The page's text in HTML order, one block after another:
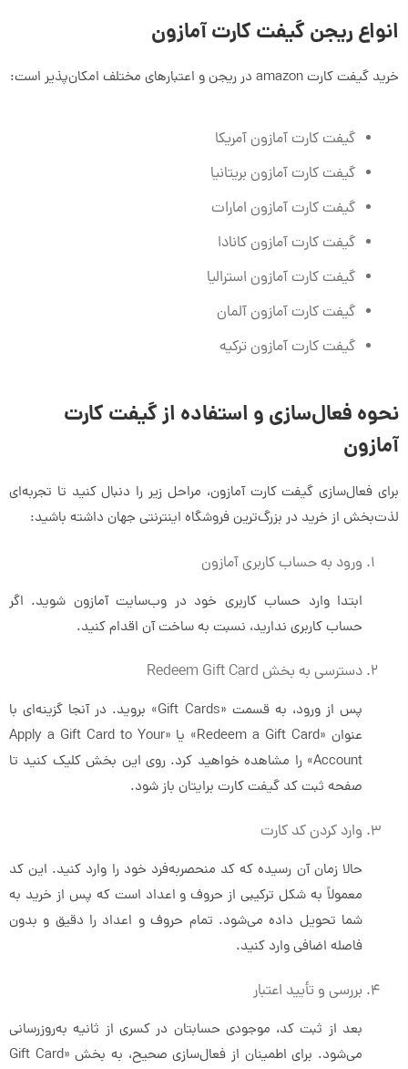
انواع ریجن گیفت کارت آمازون
خرید گیفت کارت amazon در ریجن و اعتبارهای مختلف امکان‌پذیر است:
گیفت کارت آمازون آمریکا
گیفت کارت آمازون بریتانیا
گیفت کارت آمازون امارات
گیفت کارت آمازون کانادا
گیفت کارت آمازون استرالیا
گیفت کارت آمازون آلمان
گیفت کارت آمازون ترکیه
نحوه فعال‌سازی و استفاده از گیفت کارت
آمازون
برای فعال‌سازی گیفت کارت آمازون، مراحل زیر را دنبال کنید تا تجربه‌ای
لذت‌بخش از خرید در بزرگ‌ترین فروشگاه اینترنتی جهان داشته باشید:
ورود به حساب کاربری آمازون
ابتدا وارد حساب کاربری خود در وب‌سایت آمازون شوید. اگر
حساب کاربری ندارید، نسبت به ساخت آن اقدام کنید.
دسترسی به بخش Redeem Gift Card
پس از ورود، به قسمت «Gift Cards» بروید. در آنجا گزینه‌ای با
عنوان «Redeem a Gift Card» یا «Apply a Gift Card to Your
Account» را مشاهده خواهید کرد. روی این بخش کلیک کنید تا
صفحه ثبت کد گیفت کارت برایتان باز شود.
وارد کردن کد کارت
حالا زمان آن رسیده که کد منحصربه‌فرد خود را وارد کنید. این کد
معمولاً به شکل ترکیبی از حروف و اعداد است که پس از خرید به
شما تحویل داده می‌شود. تمام حروف و اعداد را دقیق و بدون
فاصله اضافی وارد کنید.
بررسی و تأیید اعتبار
بعد از ثبت کد، موجودی حسابتان در کسری از ثانیه به‌روزرسانی
می‌شود. برای اطمینان از فعال‌سازی صحیح، به بخش «Gift Card